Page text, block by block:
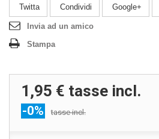
Twitta
Condividi Google+
Invia ad un amico
Stampa
1,95 € tasse incl.
-0% tasse incl.